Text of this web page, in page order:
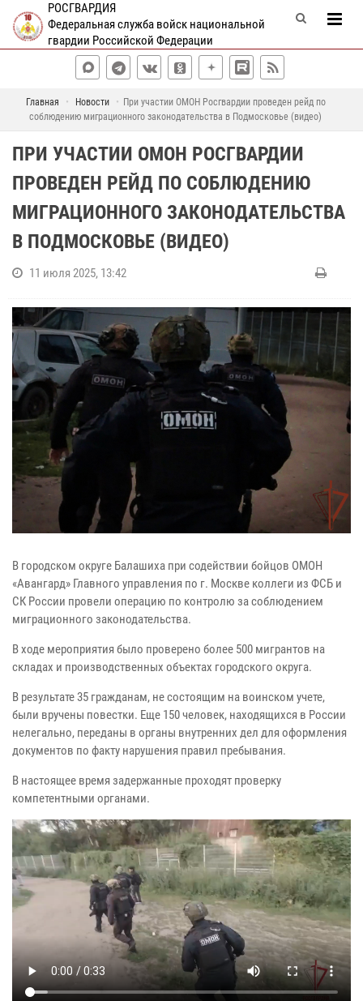
РОСГВАРДИЯ
Федеральная служба войск национальной
гвардии Российской Федерации
Главная Новости
При участии ОМОН Росгвардии проведен рейд по
соблюдению миграционного законодательства в Подмосковье (видео)
ПРИ УЧАСТИИ ОМОН РОСГВАРДИИ
ПРОВЕДЕН РЕЙД ПО СОБЛЮДЕНИЮ
МИГРАЦИОННОГО ЗАКОНОДАТЕЛЬСТВА
В ПОДМОСКОВЬЕ (ВИДЕО)
11 июля 2025, 13:42
В городском округе Балашиха при содействии бойцов ОМОН
«Авангард» Главного управления по г. Москве коллеги из ФСБ и
СК России провели операцию по контролю за соблюдением
миграционного законодательства.
В ходе мероприятия было проверено более 500 мигрантов на
складах и производственных объектах городского округа.
В результате 35 гражданам, не состоящим на воинском учете,
были вручены повестки. Еще 150 человек, находящихся в России
нелегально, переданы в органы внутренних дел для оформления
документов по факту нарушения правил пребывания.
В настоящее время задержанные проходят проверку
компетентными органами.